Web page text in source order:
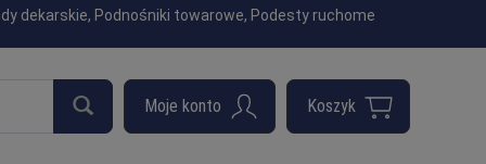
dekarskie, Podnośniki towarowe, Podesty ruchome